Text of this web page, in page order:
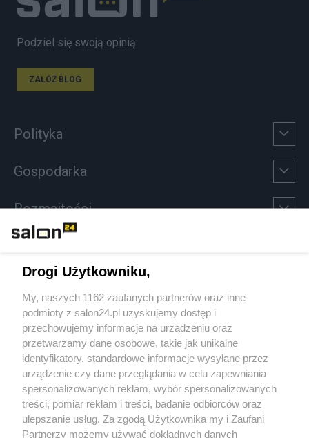
Podziel się swoją opinią
ZAŁÓŻ BLOG
Polityka
Gospodarka
Rozmaitości
Sport
Społeczeństwo
Kultura
X Facebook Instagram Youtube
Drogi Użytkowniku,
My, naszych 1162 zaufanych partnerów oraz inne
podmioty z salon24.pl uzyskujemy dostęp i
przechowujemy informacje na urządzeniu oraz
przetwarzamy dane osobowe, takie jak unikalne
identyfikatory, standardowe informacje wysyłane przez
urządzenie czy dane przeglądania w celu zapewniania
spersonalizowanych reklam, wybór spersonalizowanych
treści, pomiar reklam i treści, badanie odbiorców oraz
ulepszanie usług. Za zgodą Użytkownika my i Zaufani
Partnerzy możemy używać dokładnych danych